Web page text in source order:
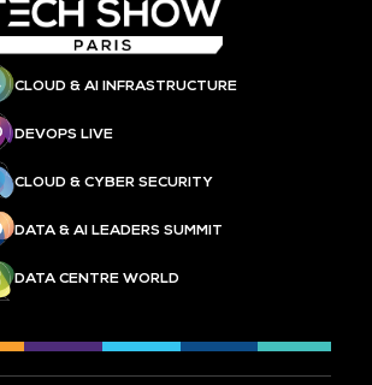
CLOUD & AI INFRASTRUCTURE
DEVOPS LIVE
CLOUD & CYBER SECURITY
DATA & AI LEADERS SUMMIT
DATA CENTRE WORLD